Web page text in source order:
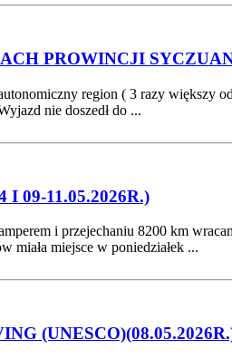
PROWINCJI SYCZUAN
region ( 3 razy większy
nie doszedł do ...
I 09-11.05.2026R.)
i przejechaniu 8200 km
miała miejsce w poniedziałek ...